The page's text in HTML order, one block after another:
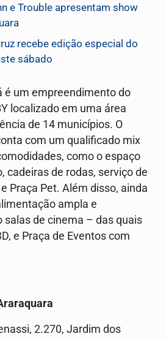
e Trouble apresentam show
recebe edição especial do
sábado
é um empreendimento do
localizado em uma área
de 14 municípios. O
com um qualificado mix
como o espaço
cadeiras de rodas, serviço de
Praça Pet. Além disso, ainda
ampla e
salas de cinema – das quais
e Praça de Eventos com
2.270, Jardim dos